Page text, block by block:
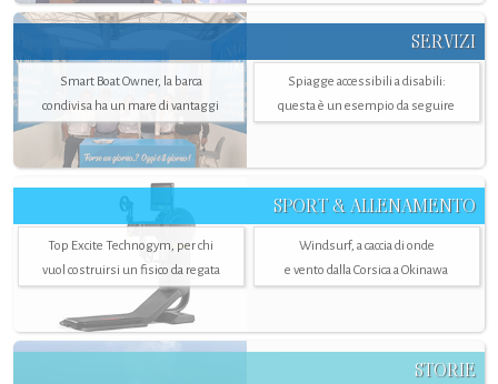
SERVIZI
Smart Boat Owner, la barca
condivisa ha un mare di vantaggi
Spiagge accessibili a disabili:
questa è un esempio da seguire
SPORT & ALLENAMENTO
Top Excite Technogym, per chi
vuol costruirsi un fisico da regata
Windsurf, a caccia di onde
e vento dalla Corsica a Okinawa
STORIE